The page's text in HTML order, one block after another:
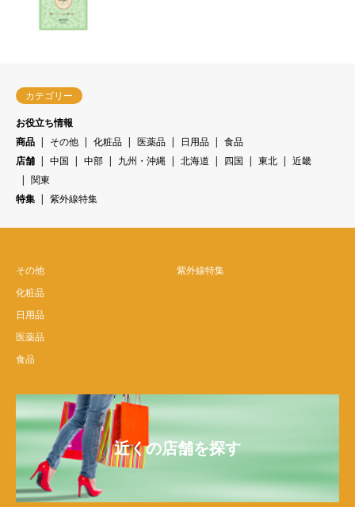
カテゴリー
お役立ち情報
商品
その他 化粧品 医薬品 日用品
食品
店舗
中国 中部 九州・沖縄 北海道 四国 東北
近畿
関東
特集
紫外線特集
その他
化粧品
日用品
医薬品
食品
紫外線特集
近くの店舗を探す